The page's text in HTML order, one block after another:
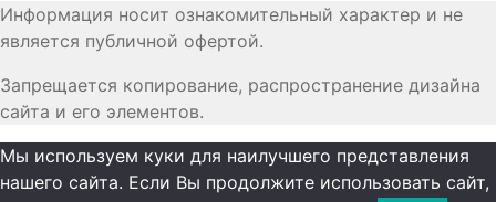
Информация носит ознакомительный характер и не
является публичной офертой.
Запрещается копирование, распространение дизайна
сайта и его элементов.
Мы используем куки для наилучшего представления
нашего сайта. Если Вы продолжите использовать сайт,